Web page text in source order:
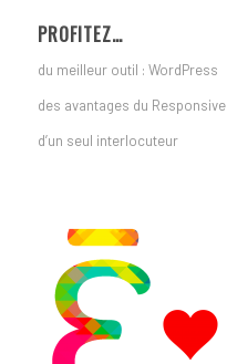
PROFITEZ…
du meilleur outil : WordPress
des avantages du Responsive
d’un seul interlocuteur